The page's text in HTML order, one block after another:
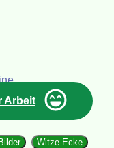
Arbeit
Witze-Ecke